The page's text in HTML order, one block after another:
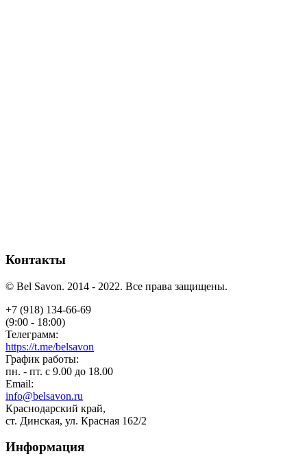
Контакты
© Bel Savon. 2014 - 2022. Все права защищены.
+7 (918) 134-66-69
(9:00 - 18:00)
Телеграмм:
https://t.me/belsavon
График работы:
пн. - пт. с 9.00 до 18.00
Email:
info@belsavon.ru
Краснодарский край,
ст. Динская, ул. Красная 162/2
Информация